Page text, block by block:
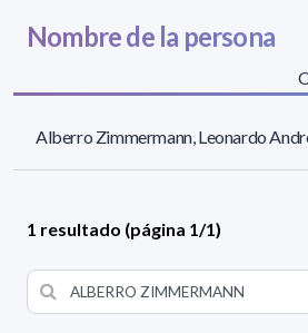
Nombre de la persona
Alberro Zimmermann, Leonardo
1 resultado (página 1/1)